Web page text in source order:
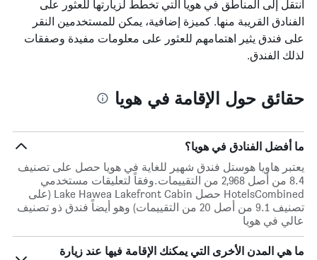
انتقل إلى المناطق في هويا التي تخطط لزيارتها للعثور على
الفنادق القريبة منها. كميزة إضافية، يمكن للمستخدمين النقر
على فندق يثير اهتمامهم للعثور على معلومات مفيدة وصفقات
لذلك الفندق.
حقائق حول الإقامة في هويا
ما أفضل الفنادق في هويا؟
يعتبر هاويا هوستل فندق شهير للغاية في هويا حصل على تصنيف
8.4 من أصل 2,968 من التقييمات.وفقاً لتعليقات مستخدمي
HotelsCombined حصل Lake Hawea Lakefront Cabin (على
تصنيف 9.1 من أصل 20 من التقييمات) وهو أيضاً فندق ذو تصنيف
عالي في هويا
ما هي المدن الأخرى التي يمكنك الإقامة فيها عند زيارة